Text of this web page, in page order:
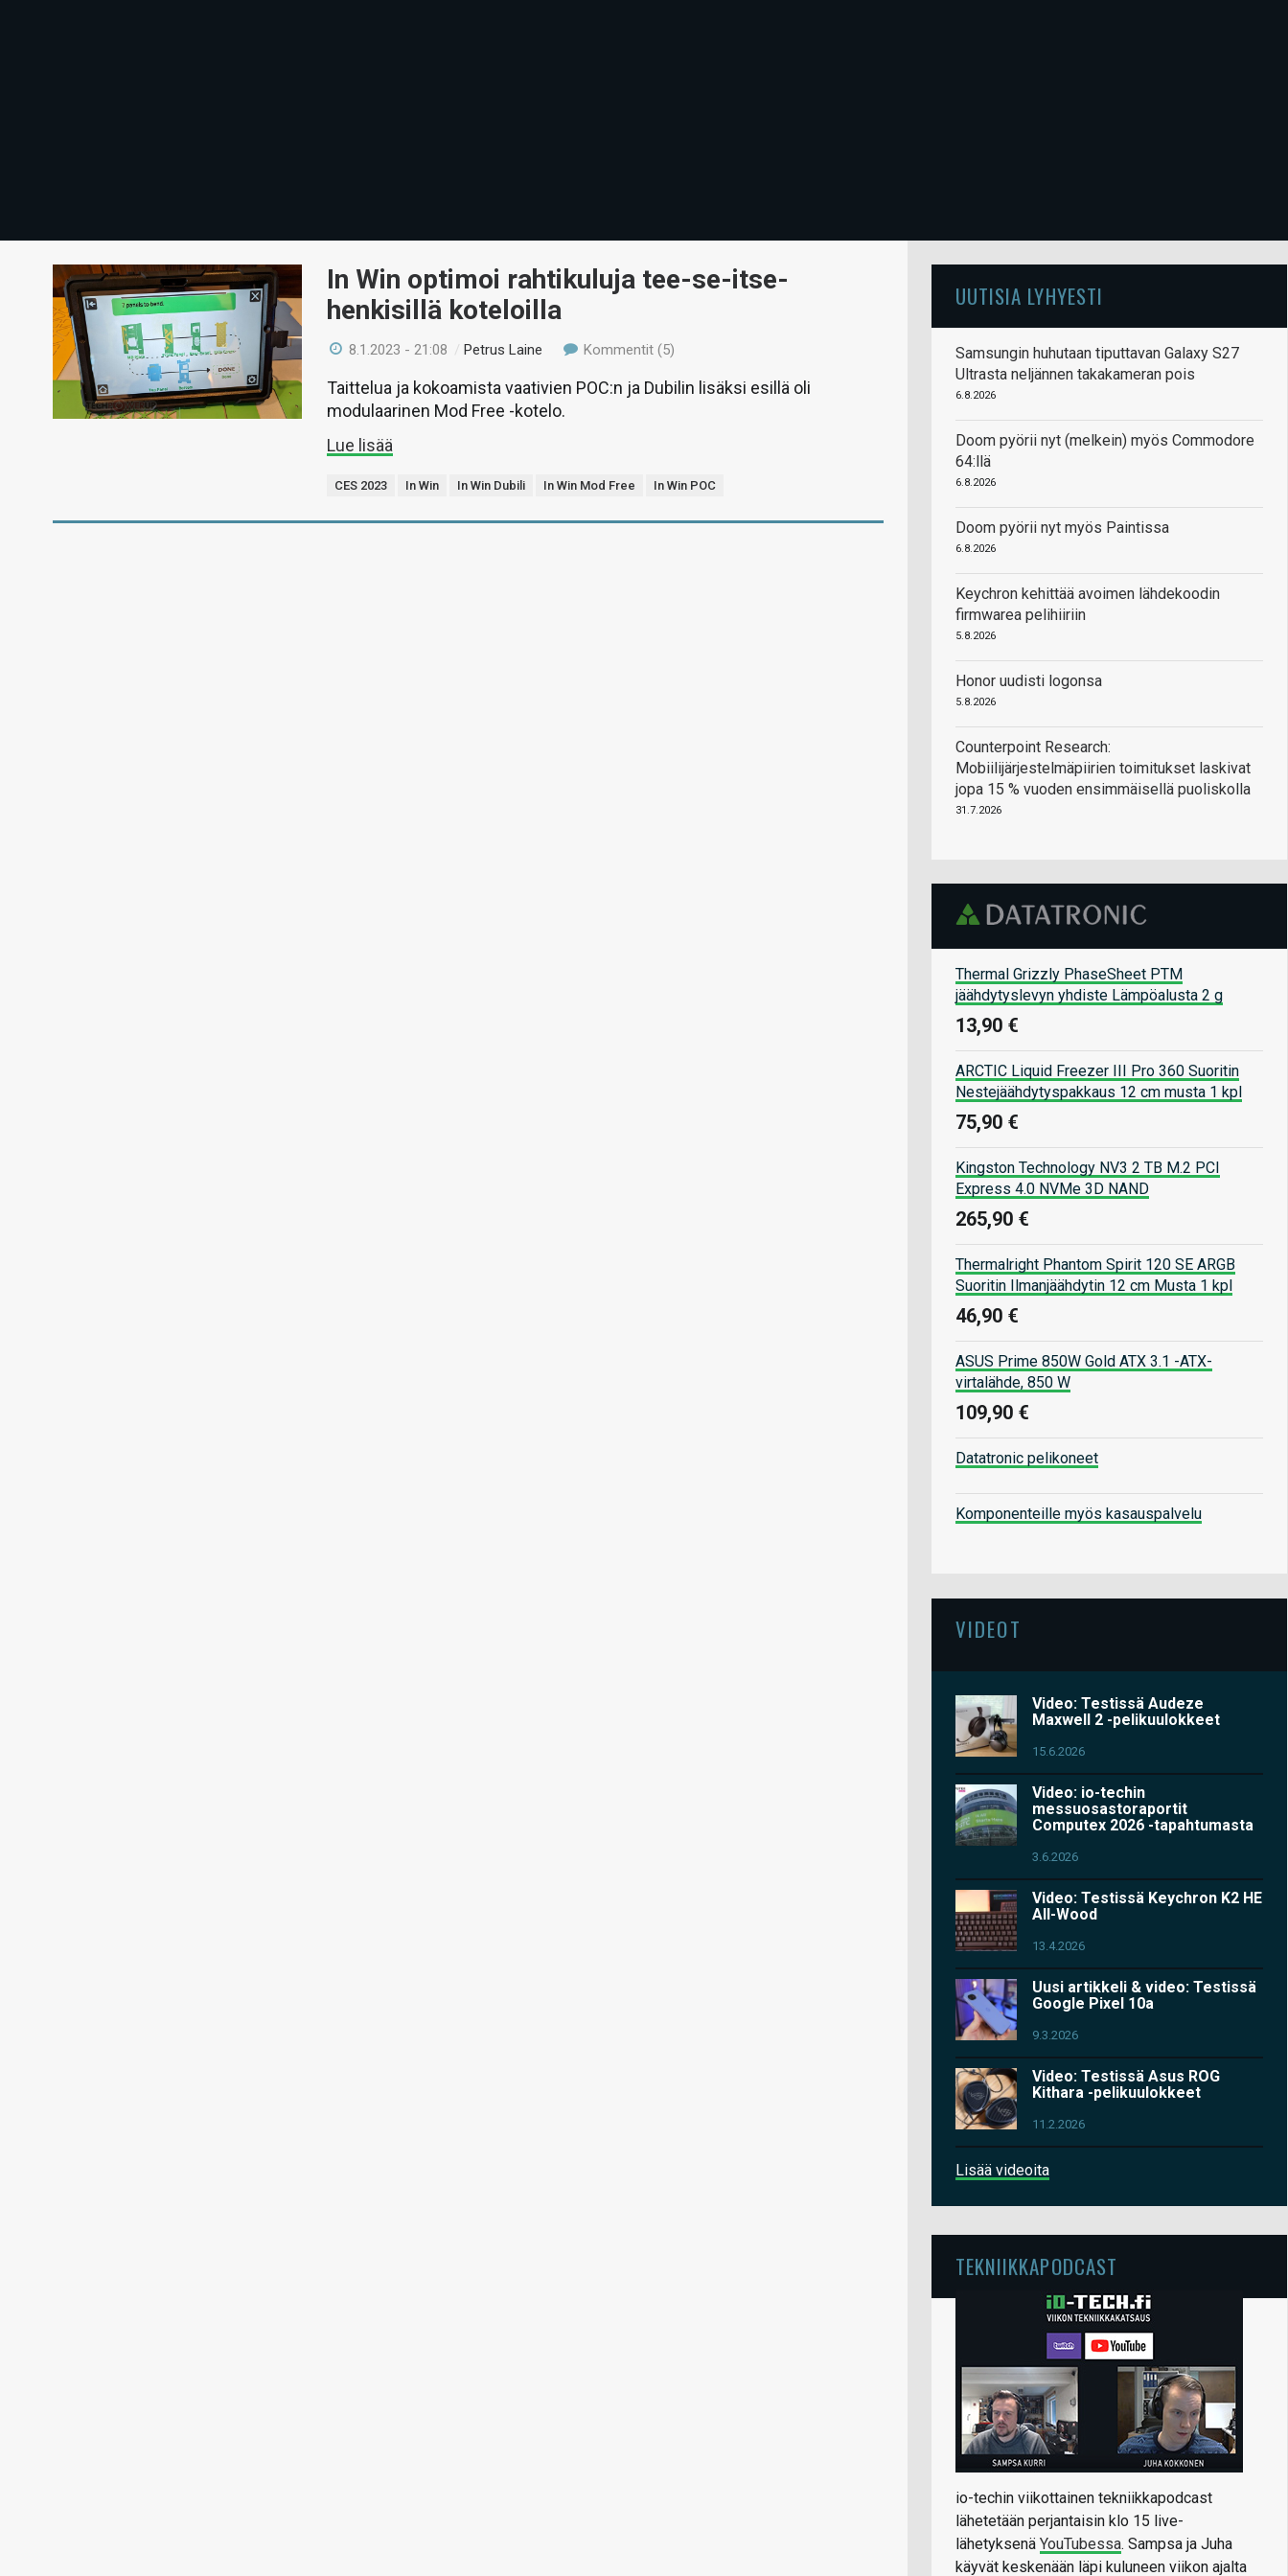
In Win optimoi rahtikuluja tee-se-itse-
henkisillä koteloilla
8.1.2023 - 21:08 /Petrus Laine Kommentit (5)
Taittelua ja kokoamista vaativien POC:n ja Dubilin lisäksi esillä oli
modulaarinen Mod Free -kotelo.
Lue lisää
CES 2023 In Win In Win Dubili In Win Mod Free In Win POC
UUTISIA LYHYESTI
Samsungin huhutaan tiputtavan Galaxy S27
Ultrasta neljännen takakameran pois
6.8.2026
Doom pyörii nyt (melkein) myös Commodore
64:llä
6.8.2026
Doom pyörii nyt myös Paintissa
6.8.2026
Keychron kehittää avoimen lähdekoodin
firmwarea pelihiiriin
5.8.2026
Honor uudisti logonsa
5.8.2026
Counterpoint Research:
Mobiilijärjestelmäpiirien toimitukset laskivat
jopa 15 % vuoden ensimmäisellä puoliskolla
31.7.2026
Thermal Grizzly PhaseSheet PTM
jäähdytyslevyn yhdiste Lämpöalusta 2 g
13,90 €
ARCTIC Liquid Freezer III Pro 360 Suoritin
Nestejäähdytyspakkaus 12 cm musta 1 kpl
75,90 €
Kingston Technology NV3 2 TB M.2 PCI
Express 4.0 NVMe 3D NAND
265,90 €
Thermalright Phantom Spirit 120 SE ARGB
Suoritin Ilmanjäähdytin 12 cm Musta 1 kpl
46,90 €
ASUS Prime 850W Gold ATX 3.1 -ATX-
virtalähde, 850 W
109,90 €
Datatronic pelikoneet
Komponenteille myös kasauspalvelu
VIDEOT
Video: Testissä Audeze
Maxwell 2 -pelikuulokkeet
15.6.2026
Video: io-techin
messuosastoraportit
Computex 2026 -tapahtumasta
3.6.2026
Video: Testissä Keychron K2 HE
All-Wood
13.4.2026
Uusi artikkeli & video: Testissä
Google Pixel 10a
9.3.2026
Video: Testissä Asus ROG
Kithara -pelikuulokkeet
11.2.2026
Lisää videoita
TEKNIIKKAPODCAST
io-techin viikottainen tekniikkapodcast
lähetetään perjantaisin klo 15 live-
lähetyksenä YouTubessa. Sampsa ja Juha
käyvät keskenään läpi kuluneen viikon ajalta